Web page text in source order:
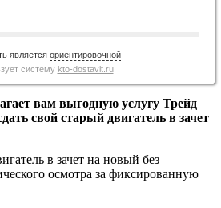
является ориентировочной
систему kto-dostavit.ru
вам выгодную услугу Трейд
свой старый двигатель в зачет
в зачет на новый без
осмотра за фиксированную